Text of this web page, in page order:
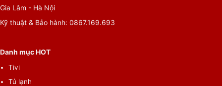
Gia Lâm - Hà Nội
Kỹ thuật & Bảo hành: 0867.169.693
Danh mục HOT
Tivi
Tủ lạnh